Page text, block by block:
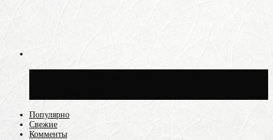
Популярно
Свежие
Комменты